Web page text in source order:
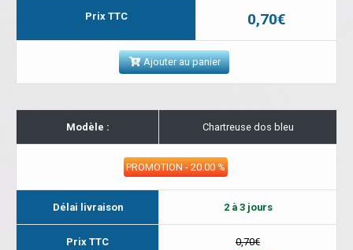
Prix TTC 0,70€
Ajouter au panier
Modèle : Chartreuse dos bleu
PROMOTION - 20.00 %
Délai livraison 2 à 3 jours
Prix TTC 0,70€